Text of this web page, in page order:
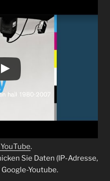
.
Sie Daten (IP-Adresse,
Youtube.